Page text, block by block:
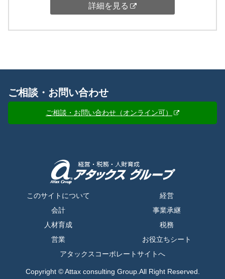
詳細を見る
ご相談・お問い合わせ
ご相談・お問い合わせ（オンライン可）
このサイトについて
経営
会計
事業承継
人材育成
税務
営業
お役立ちシート
アタックスコーポレートサイトへ
Copyright © Attax consulting Group.All Right Reserved.